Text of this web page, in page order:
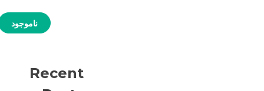
ناموجود
Recent